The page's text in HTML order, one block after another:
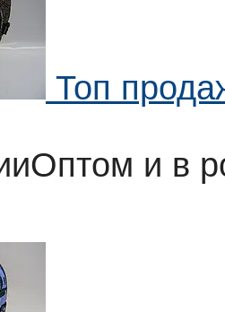
Топ
Оптом и в